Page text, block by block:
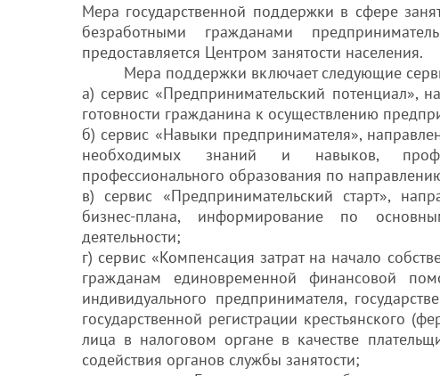
Мера государственной поддержки в сфере
безработными гражданами
предоставляется Центром занятости населения.
Мера поддержки включает следующие
а) сервис «Предпринимательский потенциал»,
готовности гражданина к осуществлению
б) сервис «Навыки предпринимателя»,
необходимых знаний и навыков,
профессионального образования по
в) сервис «Предпринимательский старт»,
бизнес-плана, информирование по
деятельности;
г) сервис «Компенсация затрат на начало
гражданам единовременной финансовой
индивидуального предпринимателя,
государственной регистрации крестьянского
лица в налоговом органе в качестве
содействия органов службы занятости;